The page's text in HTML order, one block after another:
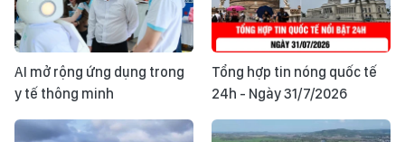
AI mở rộng ứng dụng trong
y tế thông minh
Tổng hợp tin nóng quốc tế
24h - Ngày 31/7/2026